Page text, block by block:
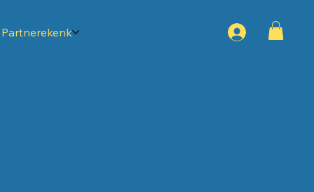
Partnerekenk